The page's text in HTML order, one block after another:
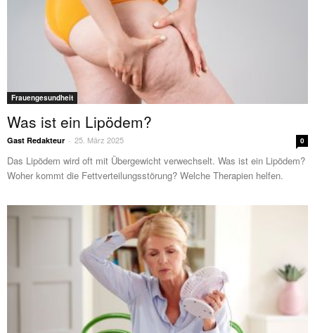
Frauengesundheit
Was ist ein Lipödem?
Gast Redakteur - 25. März 2025 0
Das Lipödem wird oft mit Übergewicht verwechselt. Was ist ein Lipödem?
Woher kommt die Fettverteilungsstörung? Welche Therapien helfen.